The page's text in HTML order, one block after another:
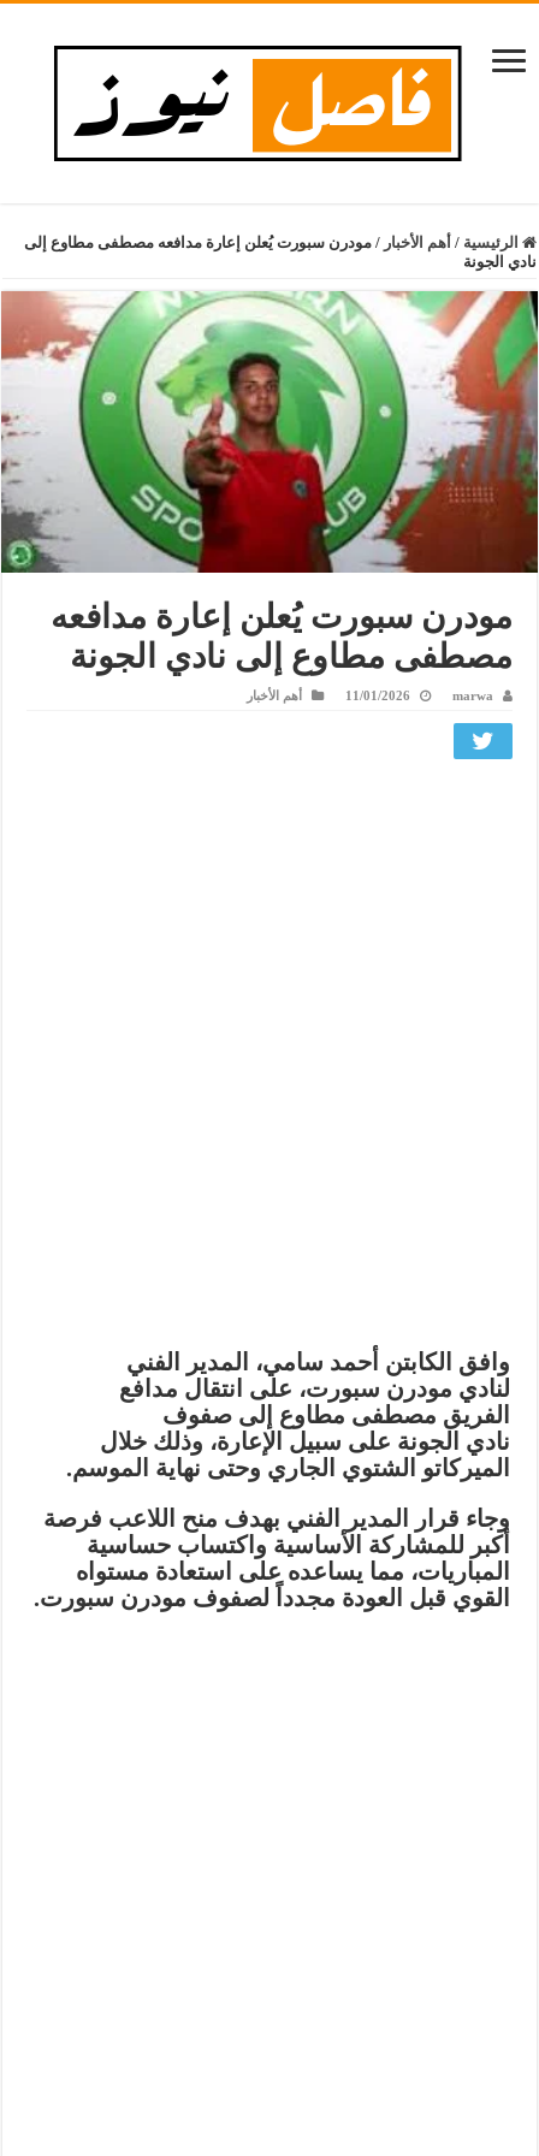
الرئيسية / أهم الأخبار / مودرن سبورت يُعلن إعارة مدافعه مصطفى مطاوع إلى
نادي الجونة
مودرن سبورت يُعلن إعارة مدافعه
مصطفى مطاوع إلى نادي الجونة
marwa
11/01/2026 أهم الأخبار
وافق الكابتن أحمد سامي، المدير الفني
لنادي مودرن سبورت، على انتقال مدافع
الفريق مصطفى مطاوع إلى صفوف
نادي الجونة على سبيل الإعارة، وذلك خلال
الميركاتو الشتوي الجاري وحتى نهاية الموسم.
وجاء قرار المدير الفني بهدف منح اللاعب فرصة
أكبر للمشاركة الأساسية واكتساب حساسية
المباريات، مما يساعده على استعادة مستواه
القوي قبل العودة مجدداً لصفوف مودرن سبورت.